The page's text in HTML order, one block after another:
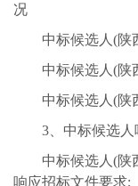
况
中标候选人(陕
中标候选人(陕
中标候选人(陕
3、中标候选
中标候选人(陕
响应招标文件要求;